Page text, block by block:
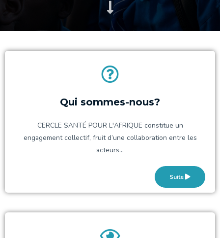
Qui sommes-nous?
CERCLE SANTÉ POUR L'AFRIQUE constitue un
engagement collectif, fruit d’une collaboration entre les
acteurs...
Suite